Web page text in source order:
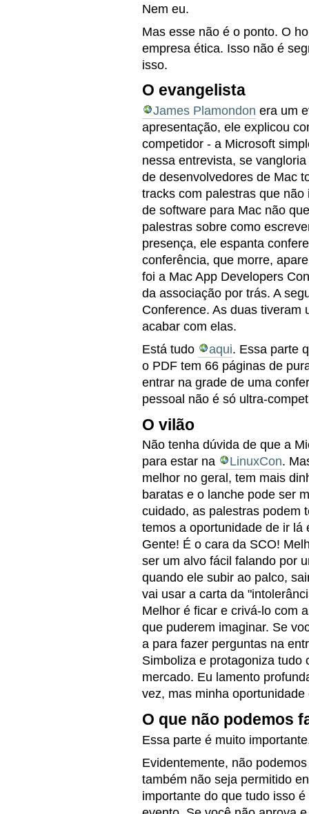
Nem eu.
Mas esse não é o ponto. O
empresa ética. Isso não é
isso.
O evangelista
James Plamondon era um
apresentação, ele explicou
competidor - a Microsoft
nessa entrevista, se
de desenvolvedores de Mac
tracks com palestras que
de software para Mac não
palestras sobre como
presença, ele espanta
conferência, que morre,
foi a Mac App Developers
da associação por trás. A
Conference. As duas tiveram
acabar com elas.
Está tudo
aqui. Essa parte
o PDF tem 66 páginas de
entrar na grade de uma
pessoal não é só ultra-
O vilão
Não tenha dúvida de que a
para estar na
LinuxCon.
melhor no geral, tem mais
baratas e o lanche pode ser
cuidado, as palestras podem
temos a oportunidade de ir lá
Gente! É o cara da SCO!
ser um alvo fácil falando por
quando ele subir ao palco,
vai usar a carta da
Melhor é ficar e crivá-lo com
que puderem imaginar. Se
a para fazer perguntas na
Simboliza e protagoniza tudo
mercado. Eu lamento
vez, mas minha
O que não podemos
Essa parte é muito
Evidentemente, não
também não seja permitido
importante do que tudo isso